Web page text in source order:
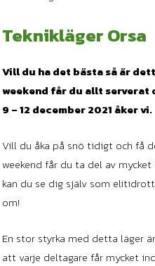
Teknikläger Orsa
Vill du ha det bästa så är
weekend får du allt serverat
9 – 12 december 2021 åker vi.
Vill du åka på snö tidigt och få
weekend får du ta del av
kan du se dig själv som
om!
En stor styrka med detta läger
att varje deltagare får mycket